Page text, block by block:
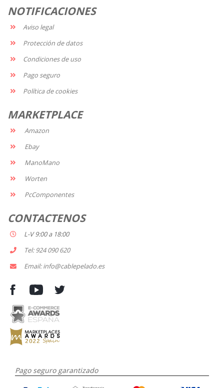
NOTIFICACIONES
Aviso legal
Protección de datos
Condiciones de uso
Pago seguro
Política de cookies
MARKETPLACE
Amazon
Ebay
ManoMano
Worten
PcComponentes
CONTACTENOS
L-V 9:00 a 18:00
Tel: 924 090 620
Email: info@cablepelado.es
Pago seguro garantizado